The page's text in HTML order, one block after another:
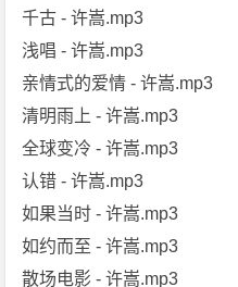
千古 - 许嵩.mp3
浅唱 - 许嵩.mp3
亲情式的爱情 - 许嵩.mp3
清明雨上 - 许嵩.mp3
全球变冷 - 许嵩.mp3
认错 - 许嵩.mp3
如果当时 - 许嵩.mp3
如约而至 - 许嵩.mp3
散场电影 - 许嵩.mp3